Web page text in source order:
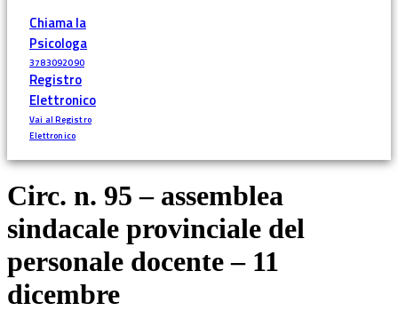
Chiama la
Psicologa
3783092090
Registro
Elettronico
Vai al Registro
Elettronico
Circ. n. 95 – assemblea
sindacale provinciale del
personale docente – 11
dicembre